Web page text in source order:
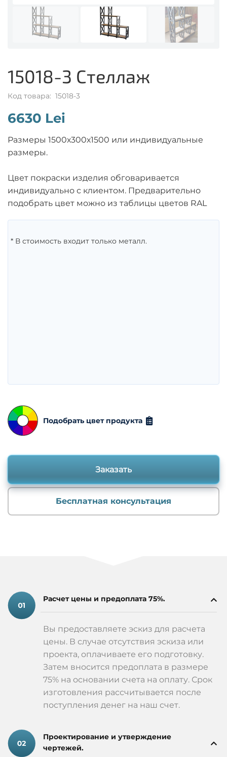
15018-3 Стеллаж
Код товара: 15018-3
6630 Lei
Размеры 1500х300х1500 или индивидуальные
размеры.
Цвет покраски изделия обговаривается
индивидуально с клиентом. Предварительно
подобрать цвет можно из таблицы цветов RAL
* В стоимость входит только металл.
Подобрать цвет продукта
Заказать
Бесплатная консультация
Расчет цены и предоплата 75%.
Вы предоставляете эскиз для расчета
цены. В случае отсутствия эскиза или
проекта, оплачиваете его подготовку.
Затем вносится предоплата в размере
75% на основании счета на оплату. Срок
изготовления рассчитывается после
поступления денег на наш счет.
Проектирование и утверждение
чертежей.